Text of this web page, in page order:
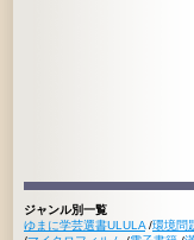
ジャンル別一覧
ゆまに学芸選書ULULA /環境問